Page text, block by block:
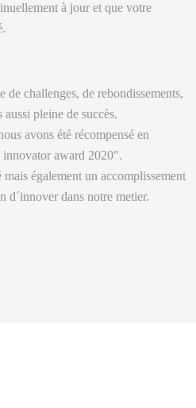
à jour et que votre
de challenges, de rebondissements,
pleine de succès.
avons été récompensé en
award 2020".
également un accomplissement
d´innover dans notre metier.